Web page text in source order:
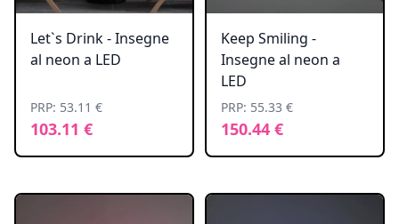
Let`s Drink - Insegne
al neon a LED
PRP: 53.11 €
103.11 €
Keep Smiling -
Insegne al neon a
LED
PRP: 55.33 €
150.44 €